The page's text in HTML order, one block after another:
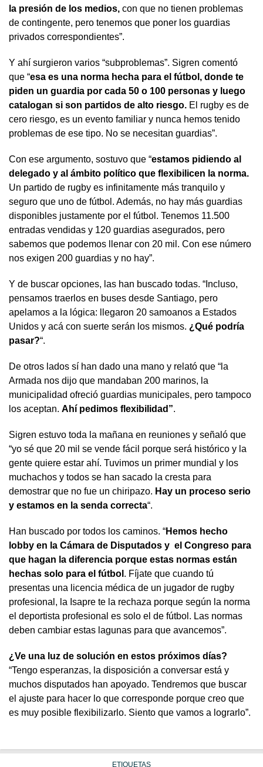
la presión de los medios, con que no tienen problemas
de contingente, pero tenemos que poner los guardias
privados correspondientes”.
Y ahí surgieron varios “subproblemas”. Sigren comentó
que “esa es una norma hecha para el fútbol, donde te
piden un guardia por cada 50 o 100 personas y luego
catalogan si son partidos de alto riesgo. El rugby es de
cero riesgo, es un evento familiar y nunca hemos tenido
problemas de ese tipo. No se necesitan guardias”.
Con ese argumento, sostuvo que “estamos pidiendo al
delegado y al ámbito político que flexibilicen la norma.
Un partido de rugby es infinitamente más tranquilo y
seguro que uno de fútbol. Además, no hay más guardias
disponibles justamente por el fútbol. Tenemos 11.500
entradas vendidas y 120 guardias asegurados, pero
sabemos que podemos llenar con 20 mil. Con ese número
nos exigen 200 guardias y no hay”.
Y de buscar opciones, las han buscado todas. “Incluso,
pensamos traerlos en buses desde Santiago, pero
apelamos a la lógica: llegaron 20 samoanos a Estados
Unidos y acá con suerte serán los mismos. ¿Qué podría
pasar?“.
De otros lados sí han dado una mano y relató que “la
Armada nos dijo que mandaban 200 marinos, la
municipalidad ofreció guardias municipales, pero tampoco
los aceptan. Ahí pedimos flexibilidad”.
Sigren estuvo toda la mañana en reuniones y señaló que
“yo sé que 20 mil se vende fácil porque será histórico y la
gente quiere estar ahí. Tuvimos un primer mundial y los
muchachos y todos se han sacado la cresta para
demostrar que no fue un chiripazo. Hay un proceso serio
y estamos en la senda correcta“.
Han buscado por todos los caminos. “Hemos hecho
lobby en la Cámara de Disputados y el Congreso para
que hagan la diferencia porque estas normas están
hechas solo para el fútbol . Fíjate que cuando tú
presentas una licencia médica de un jugador de rugby
profesional, la Isapre te la rechaza porque según la norma
el deportista profesional es solo el de fútbol. Las normas
deben cambiar estas lagunas para que avancemos”.
¿Ve una luz de solución en estos próximos días?
“Tengo esperanzas, la disposición a conversar está y
muchos disputados han apoyado. Tendremos que buscar
el ajuste para hacer lo que corresponde porque creo que
es muy posible flexibilizarlo. Siento que vamos a lograrlo”.
ETIQUETAS